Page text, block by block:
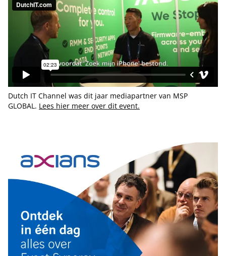
Dutch IT Channel was dit jaar mediapartner van MSP
GLOBAL. Lees hier meer over dit event.